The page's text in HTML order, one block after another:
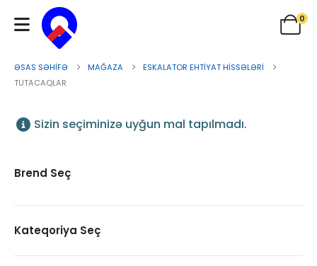
0
ƏSAS SƏHIFƏ MAĞAZA
ESKALATOR EHTIYAT HISSƏLƏRI
TUTACAQLAR
Sizin seçiminizə uyğun mal tapılmadı.
Brend Seç
Kateqoriya Seç